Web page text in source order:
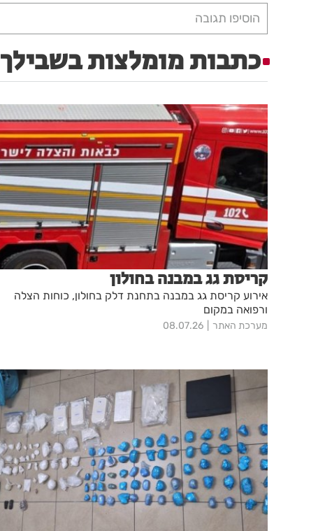
הוסיפו תגובה
כתבות מומלצות בשבילך
קריסת גג במבנה בחולון
אירוע קריסת גג במבנה בתחנת דלק בחולון, כוחות הצלה
ורפואה במקום
מערכת האתר 08.07.26